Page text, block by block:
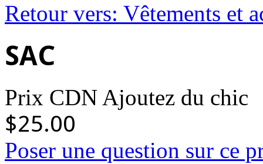
Retour vers: Vêtements et
SAC
Prix CDN Ajoutez du chic
$25.00
Poser une question sur ce